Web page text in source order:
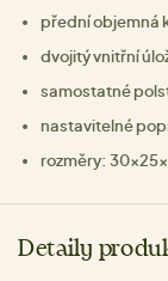
přední objemná
dvojitý vnitřní
samostatné
nastavitelné
rozměry:
Detaily